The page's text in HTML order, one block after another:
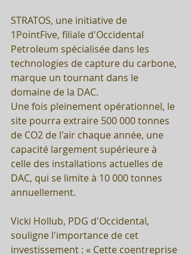
STRATOS, une initiative de
1PointFive, filiale d'Occidental
Petroleum spécialisée dans les
technologies de capture du carbone,
marque un tournant dans le
domaine de la DAC.
Une fois pleinement opérationnel, le
site pourra extraire 500 000 tonnes
de CO2 de l'air chaque année, une
capacité largement supérieure à
celle des installations actuelles de
DAC, qui se limite à 10 000 tonnes
annuellement.
Vicki Hollub, PDG d'Occidental,
souligne l'importance de cet
investissement : « Cette coentreprise